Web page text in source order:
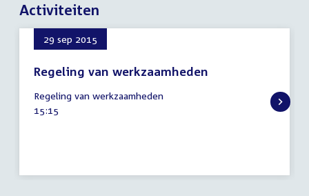
Activiteiten
29 sep 2015
Regeling van werkzaamheden
september
2015
Regeling van werkzaamheden
Tijd
15:15